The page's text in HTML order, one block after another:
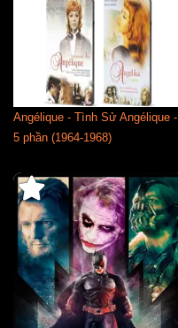
Angélique - Tình Sử Angélique -
5 phần (1964-1968)